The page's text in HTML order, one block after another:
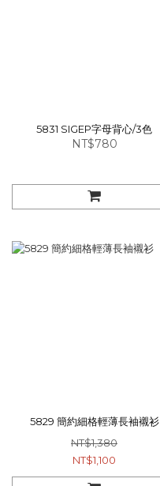
5831 SIGEP字母背心/3色
NT$780
5829 簡約細格輕薄長袖襯衫
NT$1,380
NT$1,100